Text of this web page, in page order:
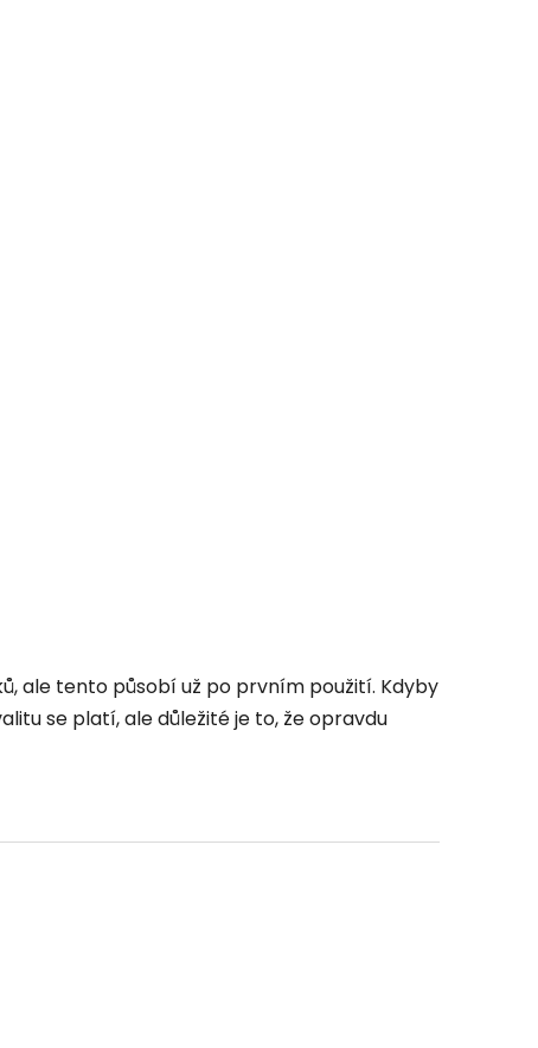
ale tento působí už po prvním použití. Kdyby
se platí, ale důležité je to, že opravdu